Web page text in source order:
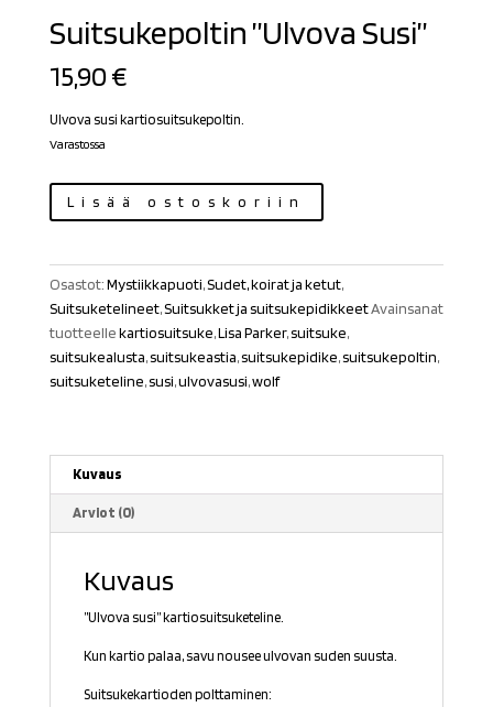
Suitsukepoltin ”Ulvova Susi”
15,90€
Ulvova susi kartiosuitsukepoltin.
Varastossa
"Ulvova
määrä
Lisää ostoskoriin
Osastot:Mystiikkapuoti,Sudet, koirat ja ketut,
Suitsuketelineet,Suitsukket ja suitsukepidikkeetAvainsanat
tuotteellekartiosuitsuke,Lisa Parker,suitsuke,
suitsukealusta,suitsukeastia,suitsukepidike,suitsukepoltin,
suitsuketeline,susi,ulvovasusi,wolf
Kuvaus
Arviot (0)
Kuvaus
”Ulvova susi” kartiosuitsuketeline.
Kun kartio palaa, savu nousee ulvovan suden suusta.
Suitsukekartioden polttaminen: